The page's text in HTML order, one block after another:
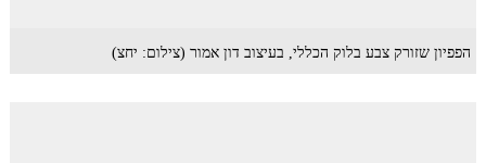
הפפיון שזורק צבע בלוק הכללי, בעיצוב דון אמור (צילום: יחצ)